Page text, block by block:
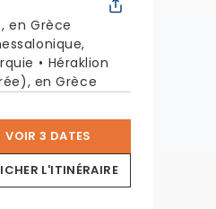
en Grèce
Héraklion
en Grèce
VOIR 3 DATES
L'ITINÉRAIRE